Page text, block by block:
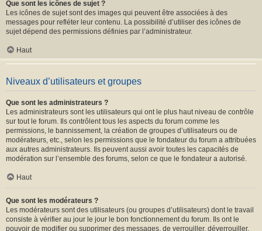
Que sont les icônes de sujet ?
Les icônes de sujet sont des images qui peuvent être associées à des
messages pour refléter leur contenu. La possibilité d’utiliser des icônes de
sujet dépend des permissions définies par l’administrateur.
Haut
Niveaux d’utilisateurs et groupes
Que sont les administrateurs ?
Les administrateurs sont les utilisateurs qui ont le plus haut niveau de contrôle
sur tout le forum. Ils contrôlent tous les aspects du forum comme les
permissions, le bannissement, la création de groupes d’utilisateurs ou de
modérateurs, etc., selon les permissions que le fondateur du forum a attribuées
aux autres administrateurs. Ils peuvent aussi avoir toutes les capacités de
modération sur l’ensemble des forums, selon ce que le fondateur a autorisé.
Haut
Que sont les modérateurs ?
Les modérateurs sont des utilisateurs (ou groupes d’utilisateurs) dont le travail
consiste à vérifier au jour le jour le bon fonctionnement du forum. Ils ont le
pouvoir de modifier ou supprimer des messages, de verrouiller, déverrouiller,